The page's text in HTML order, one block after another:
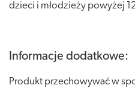
dzieci i młodzieży powyżej
Informacje dodatkowe:
Produkt przechowywać w